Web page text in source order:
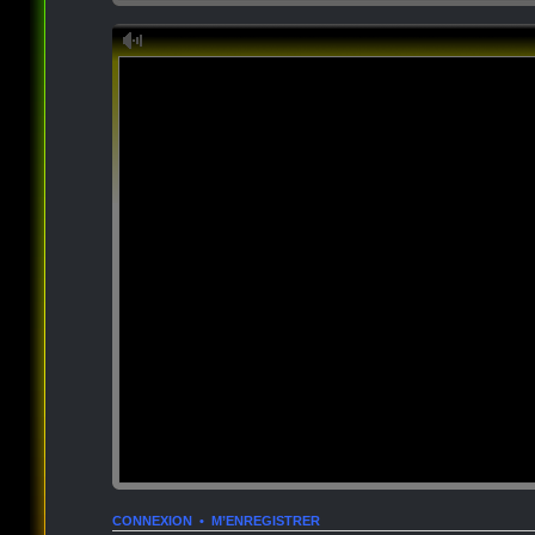
CONNEXION• M’ENREGISTRER